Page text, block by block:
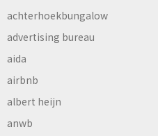
achterhoekbungalow
advertising bureau
aida
airbnb
albert heijn
anwb